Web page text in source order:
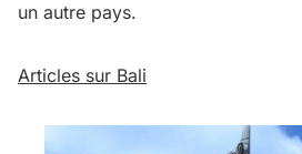
un autre pays.
Articles sur Bali